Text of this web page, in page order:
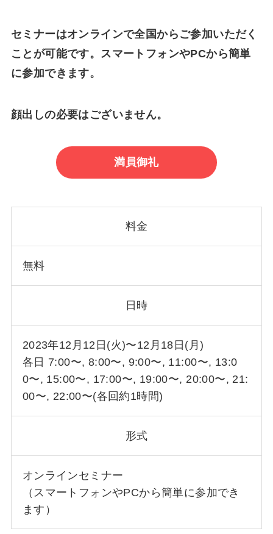
セミナーはオンラインで全国からご参加いただく
ことが可能です。スマートフォンやPCから簡単
に参加できます。
顔出しの必要はございません。
満員御礼
料金
無料
日時
2023年12月12日(火)〜12月18日(月)
各日 7:00〜, 8:00〜, 9:00〜, 11:00〜, 13:0
0〜, 15:00〜, 17:00〜, 19:00〜, 20:00〜, 21:
00〜, 22:00〜(各回約1時間)
形式
オンラインセミナー
（スマートフォンやPCから簡単に参加でき
ます）